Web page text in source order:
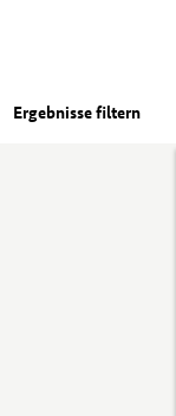
Ergebnisse filtern